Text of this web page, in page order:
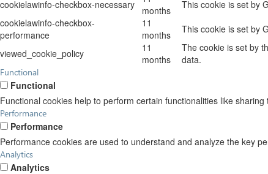
cookielawinfo-checkbox-necessary
months
This cookie is set by
cookielawinfo-checkbox-
performance
11
months
This cookie is set by
viewed_cookie_policy
11
months
The cookie is set by
data.
Functional
Functional
Functional cookies help to perform certain functionalities like
Performance
Performance
Performance cookies are used to understand and analyze the key
Analytics
Analytics